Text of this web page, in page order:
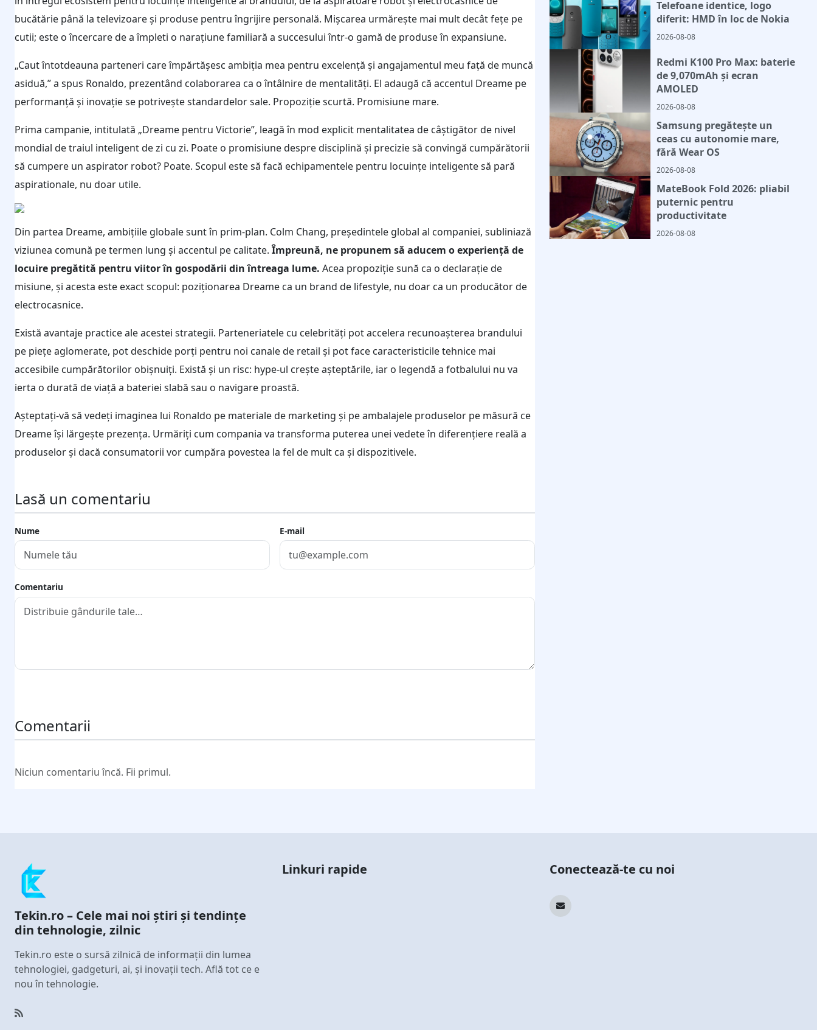
bucătărie până la televizoare și produse pentru îngrijire personală. Mișcarea urmărește mai mult decât fețe pe
cutii; este o încercare de a împleti o narațiune familiară a succesului într-o gamă de produse în expansiune.
„Caut întotdeauna parteneri care împărtășesc ambiția mea pentru excelență și angajamentul meu față de muncă
asiduă,” a spus Ronaldo, prezentând colaborarea ca o întâlnire de mentalități. El adaugă că accentul Dreame pe
performanță și inovație se potrivește standardelor sale. Propoziție scurtă. Promisiune mare.
Prima campanie, intitulată „Dreame pentru Victorie”, leagă în mod explicit mentalitatea de câștigător de nivel
mondial de traiul inteligent de zi cu zi. Poate o promisiune despre disciplină și precizie să convingă cumpărătorii
să cumpere un aspirator robot? Poate. Scopul este să facă echipamentele pentru locuințe inteligente să pară
aspirationale, nu doar utile.
Din partea Dreame, ambițiile globale sunt în prim-plan. Colm Chang, președintele global al companiei, subliniază
viziunea comună pe termen lung și accentul pe calitate. Împreună, ne propunem să aducem o experiență de
locuire pregătită pentru viitor în gospodării din întreaga lume. Acea propoziție sună ca o declarație de
misiune, și acesta este exact scopul: poziționarea Dreame ca un brand de lifestyle, nu doar ca un producător de
electrocasnice.
Există avantaje practice ale acestei strategii. Parteneriatele cu celebrități pot accelera recunoașterea brandului
pe piețe aglomerate, pot deschide porți pentru noi canale de retail și pot face caracteristicile tehnice mai
accesibile cumpărătorilor obișnuiți. Există și un risc: hype-ul crește așteptările, iar o legendă a fotbalului nu va
ierta o durată de viață a bateriei slabă sau o navigare proastă.
Așteptați-vă să vedeți imaginea lui Ronaldo pe materiale de marketing și pe ambalajele produselor pe măsură ce
Dreame își lărgește prezența. Urmăriți cum compania va transforma puterea unei vedete în diferențiere reală a
produselor și dacă consumatorii vor cumpăra povestea la fel de mult ca și dispozitivele.
Lasă un comentariu
Nume E-mail
Comentariu
Comentarii
Niciun comentariu încă. Fii primul.
Telefoane identice, logo
diferit: HMD în loc de Nokia
2026-08-08
Redmi K100 Pro Max: baterie
de 9,070mAh și ecran
AMOLED
2026-08-08
Samsung pregătește un
ceas cu autonomie mare,
fără Wear OS
2026-08-08
MateBook Fold 2026: pliabil
puternic pentru
productivitate
2026-08-08
Tekin.ro – Cele mai noi știri și tendințe
din tehnologie, zilnic
Tekin.ro este o sursă zilnică de informații din lumea
tehnologiei, gadgeturi, ai, și inovații tech. Află tot ce e
nou în tehnologie.
Linkuri rapide Conectează-te cu noi